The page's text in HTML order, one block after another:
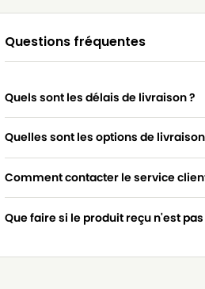
Questions fréquentes
Quels sont les délais de livraison ?
Quelles sont les options de
Comment contacter le service
Que faire si le produit reçu n'est